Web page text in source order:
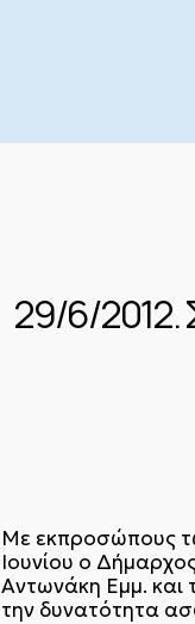
29/6/
Με εκπροσώπους
Ιουνίου ο
Αντωνάκη Εμμ. και
την δυνατότητα